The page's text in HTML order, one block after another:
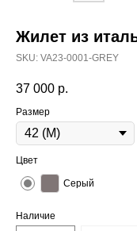
Жилет из
SKU: VA23-0001-GREY
37 000 р.
Размер
Цвет
Серый
Наличие